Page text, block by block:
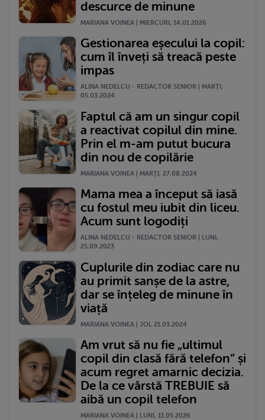
descurce de minune
MARIANA VOINEA | MIERCURI, 14.01.2026
Gestionarea eșecului la copil:
cum îl înveți să treacă peste
impas
ALINA NEDELCU - REDACTOR SENIOR | MARŢI,
05.03.2024
Faptul că am un singur copil
a reactivat copilul din mine.
Prin el m-am putut bucura
din nou de copilărie
MARIANA VOINEA | MARŢI, 27.08.2024
Mama mea a început să iasă
cu fostul meu iubit din liceu.
Acum sunt logodiți
ALINA NEDELCU - REDACTOR SENIOR | LUNI,
25.09.2023
Cuplurile din zodiac care nu
au primit sanșe de la astre,
dar se înțeleg de minune în
viață
MARIANA VOINEA | JOI, 21.03.2024
Am vrut să nu fie „ultimul
copil din clasă fără telefon” și
acum regret amarnic decizia.
De la ce vârstă TREBUIE să
aibă un copil telefon
MARIANA VOINEA | LUNI, 11.05.2026